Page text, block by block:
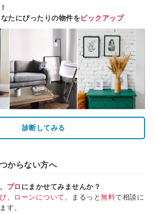
たにぴったりの物件をピックアップ
診断してみる
からない方へ
プロ にまかせてみませんか？
ローンについて 、まるっと無料で相談に
す。